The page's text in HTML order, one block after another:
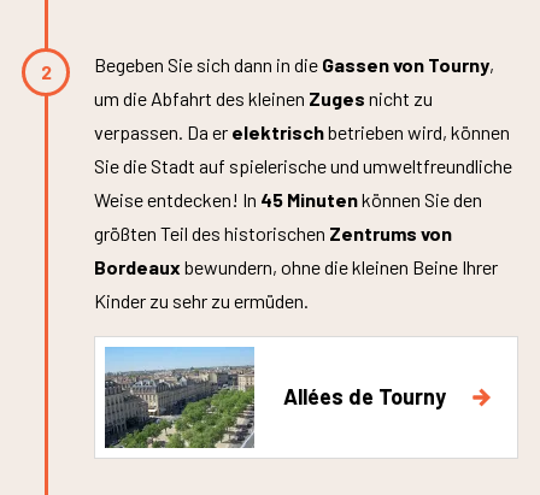
2 Begeben Sie sich dann in die Gassen von Tourny,
um die Abfahrt des kleinen Zuges nicht zu
verpassen. Da er elektrischbetrieben wird, können
Sie die Stadt auf spielerische und umweltfreundliche
Weise entdecken! In 45 Minutenkönnen Sie den
größten Teil des historischen Zentrums von
Bordeaux bewundern, ohne die kleinen Beine Ihrer
Kinder zu sehr zu ermüden.
Allées de Tourny